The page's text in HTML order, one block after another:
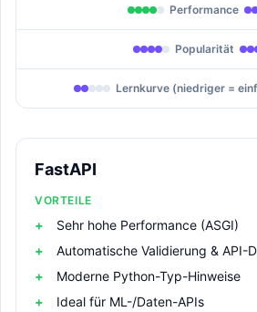
Performance
Popularität
Lernkurve (niedriger =
FastAPI
VORTEILE
Sehr hohe Performance (ASGI)
Automatische Validierung & API-
Moderne Python-Typ-Hinweise
Ideal für ML-/Daten-APIs